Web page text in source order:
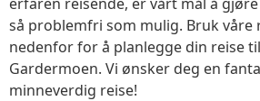
så problemfri som mulig. Bruk våre
nedenfor for å planlegge din reise
Gardermoen. Vi ønsker deg en
minneverdig reise!